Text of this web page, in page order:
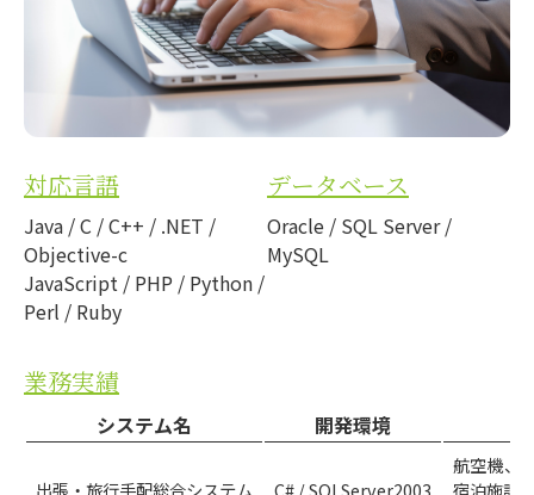
対応言語
Java / C / C++ / .NET /
Objective-c
JavaScript / PHP / Python /
Perl / Ruby
データベース
Oracle / SQL Server /
MySQL
業務実績
システム名 開発環境
出張・旅行手配総合システム C# / SQLServer2003
航空機、
宿泊施設